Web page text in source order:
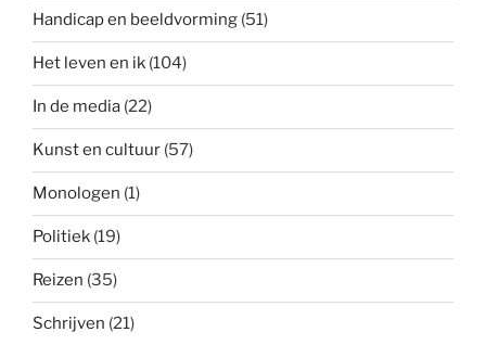
Handicap en beeldvorming (51)
Het leven en ik (104)
In de media (22)
Kunst en cultuur (57)
Monologen (1)
Politiek (19)
Reizen (35)
Schrijven (21)